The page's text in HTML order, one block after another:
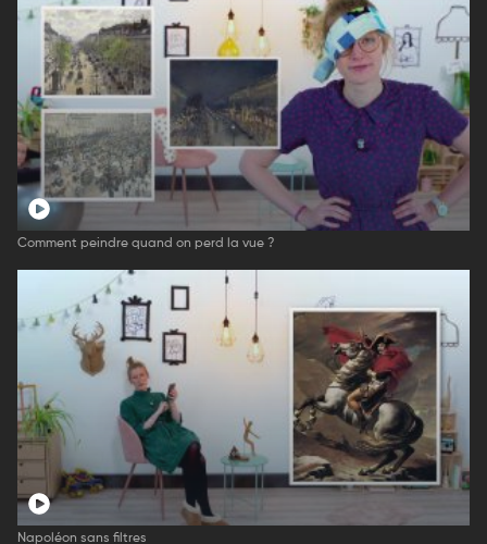
Comment peindre quand on perd la vue ?
Napoléon sans filtres